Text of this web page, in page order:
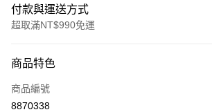
付款與運送方式
超取滿NT$990免運
信用卡一次付款
超商取貨付款
商品特色
商品編號
8870338